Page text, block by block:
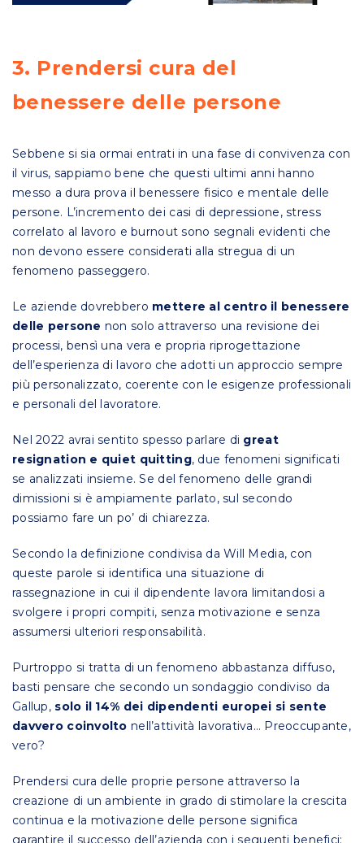
3. Prendersi cura del
benessere delle persone
Sebbene si sia ormai entrati in una fase di convivenza con
il virus, sappiamo bene che questi ultimi anni hanno
messo a dura prova il benessere fisico e mentale delle
persone. L’incremento dei casi di depressione, stress
correlato al lavoro e burnout sono segnali evidenti che
non devono essere considerati alla stregua di un
fenomeno passeggero.
Le aziende dovrebbero mettere al centro il benessere
delle persone non solo attraverso una revisione dei
processi, bensì una vera e propria riprogettazione
dell’esperienza di lavoro che adotti un approccio sempre
più personalizzato, coerente con le esigenze professionali
e personali del lavoratore.
Nel 2022 avrai sentito spesso parlare di great
resignation e quiet quitting, due fenomeni significati
se analizzati insieme. Se del fenomeno delle grandi
dimissioni si è ampiamente parlato, sul secondo
possiamo fare un po’ di chiarezza.
Secondo la definizione condivisa da Will Media, con
queste parole si identifica una situazione di
rassegnazione in cui il dipendente lavora limitandosi a
svolgere i propri compiti, senza motivazione e senza
assumersi ulteriori responsabilità.
Purtroppo si tratta di un fenomeno abbastanza diffuso,
basti pensare che secondo un sondaggio condiviso da
Gallup,solo il 14% dei dipendenti europei si sente
davvero coinvolto nell’attività lavorativa… Preoccupante,
vero?
Prendersi cura delle proprie persone attraverso la
creazione di un ambiente in grado di stimolare la crescita
continua e la motivazione delle persone significa
garantire il successo dell’azienda con i seguenti benefici: